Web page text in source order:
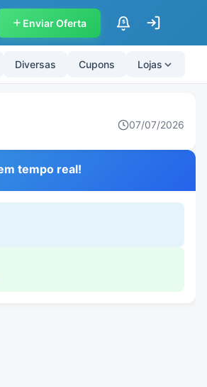
Enviar Oferta $
Diversas Cupons Lojas
07/07/2026
tempo real!